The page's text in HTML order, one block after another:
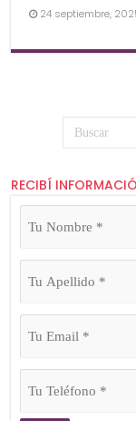
24 septiembre,
RECIBÍ
Tu
Nombre
Tu
Apellido
Tu
Email
Tu
Teléfono